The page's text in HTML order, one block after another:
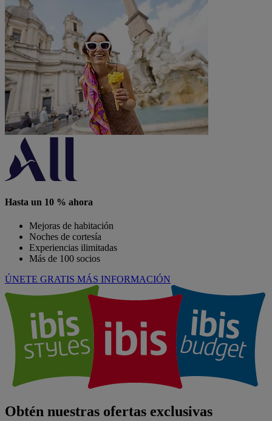
Hasta un 10 % ahora
Mejoras de habitación
Noches de cortesía
Experiencias ilimitadas
Más de 100 socios
ÚNETE GRATIS MÁS INFORMACIÓN
Obtén nuestras ofertas exclusivas